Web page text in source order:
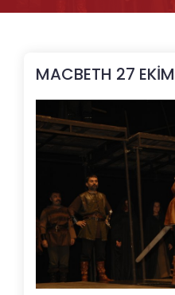
MACBETH 27